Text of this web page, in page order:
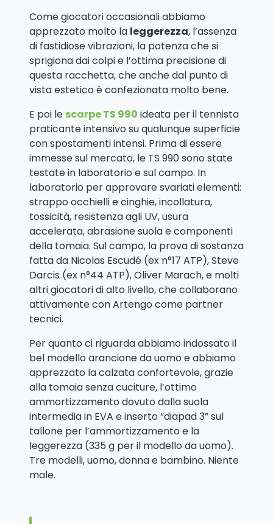
Come giocatori occasionali abbiamo
apprezzato molto la leggerezza, l’assenza
di fastidiose vibrazioni, la potenza che si
sprigiona dai colpi e l’ottima precisione di
questa racchetta, che anche dal punto di
vista estetico è confezionata molto bene.
E poi le scarpe TS 990 ideata per il tennista
praticante intensivo su qualunque superficie
con spostamenti intensi. Prima di essere
immesse sul mercato, le TS 990 sono state
testate in laboratorio e sul campo. In
laboratorio per approvare svariati elementi:
strappo occhielli e cinghie, incollatura,
tossicità, resistenza agli UV, usura
accelerata, abrasione suola e componenti
della tomaia. Sul campo, la prova di sostanza
fatta da Nicolas Escudé (ex n°17 ATP), Steve
Darcis (ex n°44 ATP), Oliver Marach, e molti
altri giocatori di alto livello, che collaborano
attivamente con Artengo come partner
tecnici.
Per quanto ci riguarda abbiamo indossato il
bel modello arancione da uomo e abbiamo
apprezzato la calzata confortevole, grazie
alla tomaia senza cuciture, l’ottimo
ammortizzamento dovuto dalla suola
intermedia in EVA e inserto “diapad 3” sul
tallone per l’ammortizzamento e la
leggerezza (335 g per il modello da uomo).
Tre modelli, uomo, donna e bambino. Niente
male.